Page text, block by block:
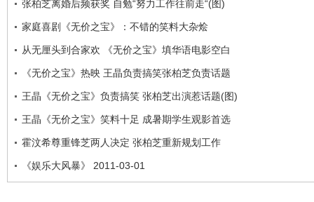
张柏芝离婚后频获奖 自勉“努力工作往前走“(图)
家庭喜剧《无价之宝》：不错的笑料大杂烩
从无厘头到合家欢 《无价之宝》填华语电影空白
《无价之宝》热映 王晶负责搞笑张柏芝负责话题
王晶《无价之宝》负责搞笑 张柏芝出演惹话题(图)
王晶《无价之宝》笑料十足 成暑期学生观影首选
霍汶希尊重锋芝两人决定 张柏芝重新规划工作
《娱乐大风暴》 2011-03-01